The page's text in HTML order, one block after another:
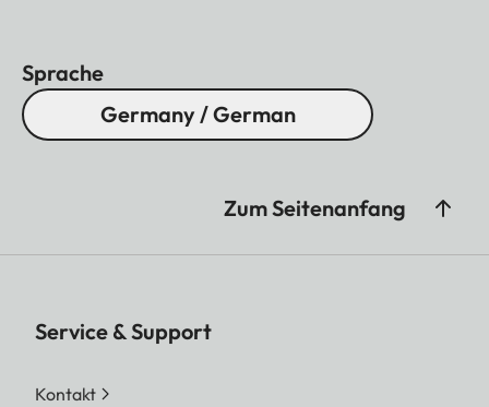
Sprache
Germany / German
Zum Seitenanfang
Service & Support
Kontakt